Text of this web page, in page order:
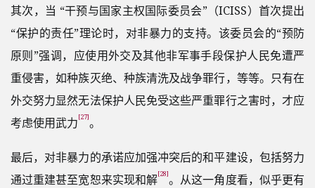
其次，当 “干预与国家主权国际委员会”（ICISS）首次提出
“保护的责任”理论时，对非暴力的支持。该委员会的“预防
原则”强调，应使用外交及其他非军事手段保护人民免遭严
重侵害，如种族灭绝、种族清洗及战争罪行，等等。只有在
外交努力显然无法保护人民免受这些严重罪行之害时，才应
考虑使用武力[27]。
最后，对非暴力的承诺应加强冲突后的和平建设，包括努力
通过重建甚至宽恕来实现和解[28]。从这一角度看，似乎更有